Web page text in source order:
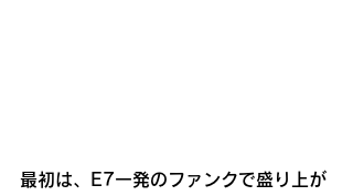
最初は、E7一発のファンクで盛り上が